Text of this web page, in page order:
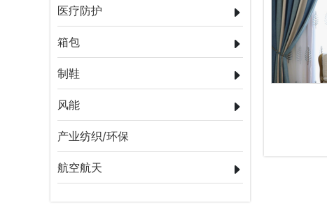
医疗防护
箱包
制鞋
风能
产业纺织/环保
航空航天